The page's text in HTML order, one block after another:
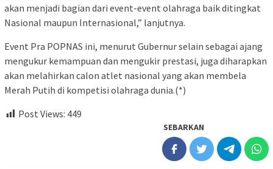
akan menjadi bagian dari event-event olahraga baik ditingkat
Nasional maupun Internasional,” lanjutnya.
Event Pra POPNAS ini, menurut Gubernur selain sebagai ajang
mengukur kemampuan dan mengukir prestasi, juga diharapkan
akan melahirkan calon atlet nasional yang akan membela
Merah Putih di kompetisi olahraga dunia.(*)
Post Views: 449
SEBARKAN